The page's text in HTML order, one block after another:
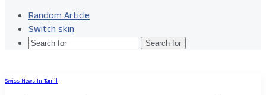
Random Article
Switch skin
Search for
Swiss News In Tamil